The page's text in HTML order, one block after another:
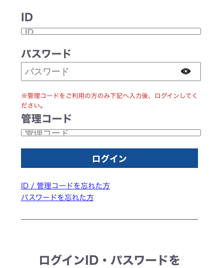
ID
パスワード
※管理コードをご利用の方のみ下記へ入力後、ログインしてく
ださい。
管理コード
ID / 管理コードを忘れた方
パスワードを忘れた方
ログインID・パスワードを